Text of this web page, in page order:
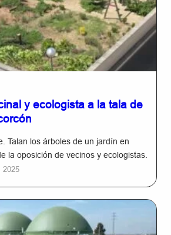
y ecologista a la tala de
Talan los árboles de un jardín en
la oposición de vecinos y ecologistas.
2025